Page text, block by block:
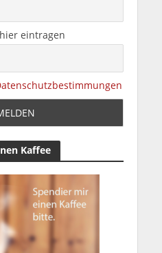
eintragen
Kaffee